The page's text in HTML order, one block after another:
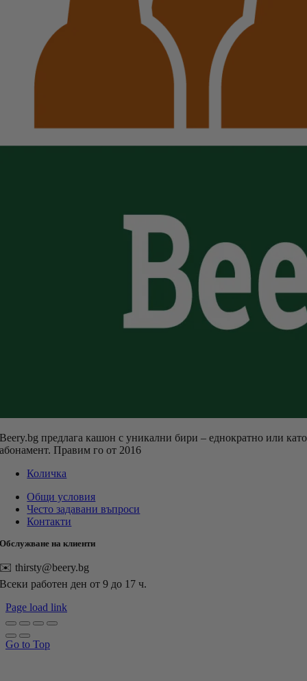
Beery.bg предлага кашон с уникални бири – еднократно или като
абонамент. Правим го от 2016
Количка
Общи условия
Често задавани въпроси
Контакти
Обслужване на клиенти
✉️ thirsty@beery.bg
Всеки работен ден от 9 до 17 ч.
Page load link
Go to Top